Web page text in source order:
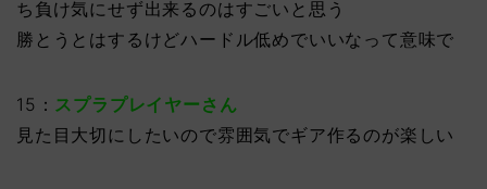
ち負け気にせず出来るのはすごいと思う
勝とうとはするけどハードル低めでいいなって意味で
15： スプラプレイヤーさん
見た目大切にしたいので雰囲気でギア作るのが楽しい